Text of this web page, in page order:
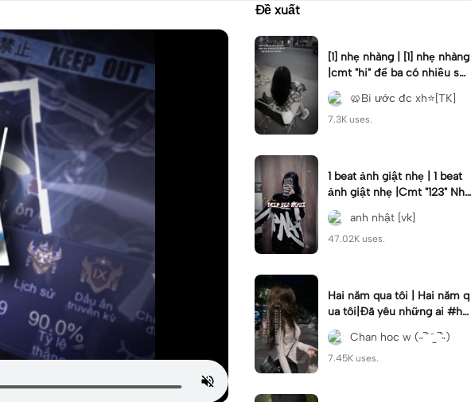
Đề xuất
[1] nhẹ nhàng | [1] nhẹ nhàng
|cmt "hi" để ba có nhiều sứ
c khỏe #sad#storymau
🥨Bi ước đc xh⭐[TK]
7.3K uses.
1 beat ảnh giật nhẹ | 1 beat
ảnh giật nhẹ |Cmt "123" Nhã
Vía Tình Yêu Lâu Dài#dkhoa
_06#vk#1anh
anh nhật [vk]
47.02K uses.
Hai năm qua tôi | Hai năm q
ua tôi|Đã yêu những ai #hel
lo2024 #capcuteoy2023 #
xuhuongChan hoc w (˶‾᷄ ⁻̫ ‾᷅˵)
7.45K uses.